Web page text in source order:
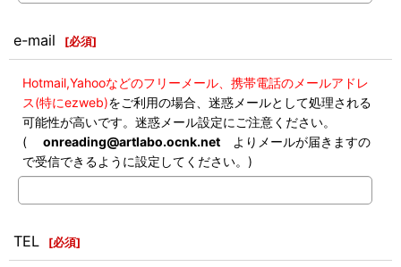
e-mail [必須]
Hotmail,Yahooなどのフリーメール、携帯電話のメールアドレ
ス(特にezweb)をご利用の場合、迷惑メールとして処理される
可能性が高いです。迷惑メール設定にご注意ください。
( onreading@artlabo.ocnk.net よりメールが届きますの
で受信できるように設定してください。)
TEL [必須]